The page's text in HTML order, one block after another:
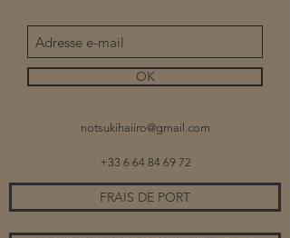
OK
notsukihaiiro@gmail.com
+33 6 64 84 69 72
FRAIS DE PORT